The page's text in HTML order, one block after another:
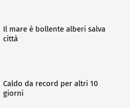
Il mare è bollente alberi salva
città
Caldo da record per altri 10
giorni